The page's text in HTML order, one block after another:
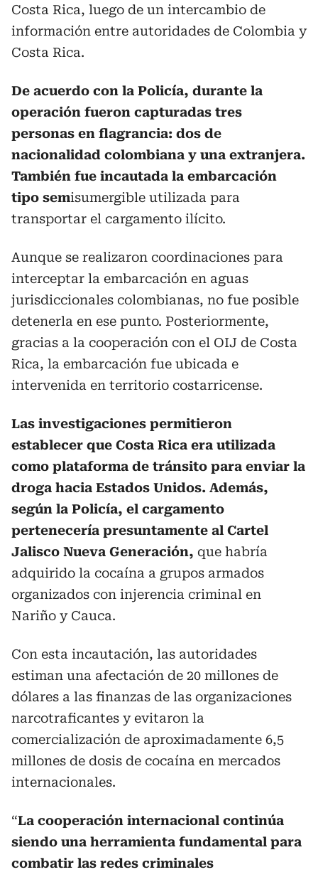
Costa Rica, luego de un intercambio de
información entre autoridades de Colombia y
Costa Rica.
De acuerdo con la Policía, durante la
operación fueron capturadas tres
personas en flagrancia: dos de
nacionalidad colombiana y una extranjera.
También fue incautada la embarcación
tipo semisumergible utilizada para
transportar el cargamento ilícito.
Aunque se realizaron coordinaciones para
interceptar la embarcación en aguas
jurisdiccionales colombianas, no fue posible
detenerla en ese punto. Posteriormente,
gracias a la cooperación con el OIJ de Costa
Rica, la embarcación fue ubicada e
intervenida en territorio costarricense.
Las investigaciones permitieron
establecer que Costa Rica era utilizada
como plataforma de tránsito para enviar la
droga hacia Estados Unidos. Además,
según la Policía, el cargamento
pertenecería presuntamente al Cartel
Jalisco Nueva Generación, que habría
adquirido la cocaína a grupos armados
organizados con injerencia criminal en
Nariño y Cauca.
Con esta incautación, las autoridades
estiman una afectación de 20 millones de
dólares a las finanzas de las organizaciones
narcotraficantes y evitaron la
comercialización de aproximadamente 6,5
millones de dosis de cocaína en mercados
internacionales.
“La cooperación internacional continúa
siendo una herramienta fundamental para
combatir las redes criminales